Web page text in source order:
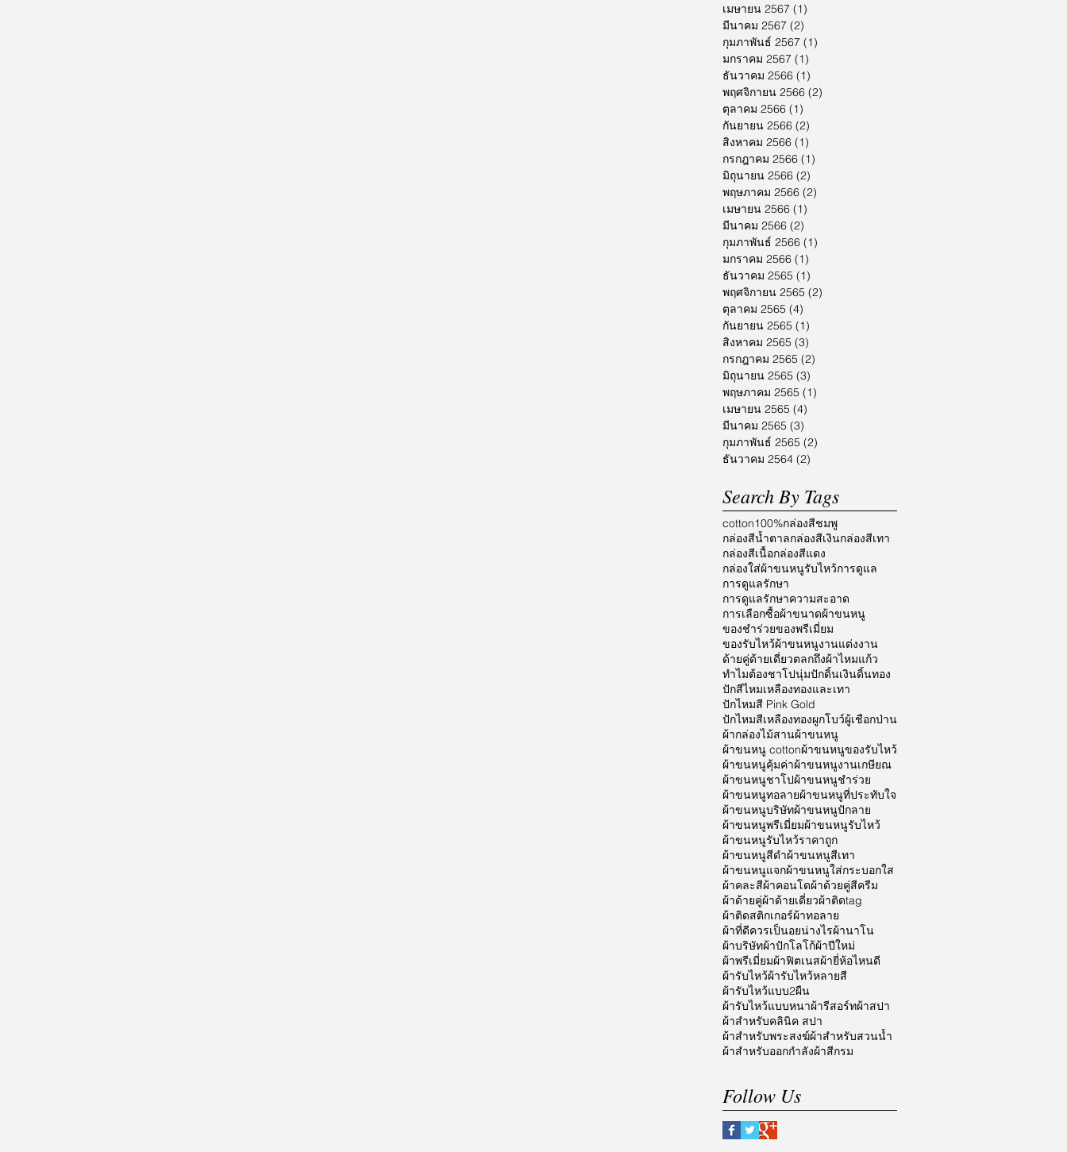
เมษายน 2567 (1)
มีนาคม 2567 (2)
กุมภาพันธ์ 2567 (1)
มกราคม 2567 (1)
ธันวาคม 2566 (1)
พฤศจิกายน 2566 (2)
ตุลาคม 2566 (1)
กันยายน 2566 (2)
สิงหาคม 2566 (1)
กรกฎาคม 2566 (1)
มิถุนายน 2566 (2)
พฤษภาคม 2566 (2)
เมษายน 2566 (1)
มีนาคม 2566 (2)
กุมภาพันธ์ 2566 (1)
มกราคม 2566 (1)
ธันวาคม 2565 (1)
พฤศจิกายน 2565 (2)
ตุลาคม 2565 (4)
กันยายน 2565 (1)
สิงหาคม 2565 (3)
กรกฎาคม 2565 (2)
มิถุนายน 2565 (3)
พฤษภาคม 2565 (1)
เมษายน 2565 (4)
มีนาคม 2565 (3)
กุมภาพันธ์ 2565 (2)
ธันวาคม 2564 (2)
Search By Tags
cotton100%กล่องสีชมพู
กล่องสีน้ำตาลกล่องสีเงินกล่องสีเทา
กล่องสีเนื้อกล่องสีแดง
กล่องใส่ผ้าขนหนูรับไหว้การดูแล
การดูแลรักษา
การดูแลรักษาความสะอาด
การเลือกซื้อผ้าขนาดผ้าขนหนู
ของชำร่วยของพรีเมี่ยม
ของรับไหว้ผ้าขนหนูงานแต่งงาน
ด้ายคู่ด้ายเดี่ยวตลกถึงผ้าไหมแก้ว
ทำไมต้องชาโปนุ่มปักดิ้นเงินดิ้นทอง
ปักสีไหมเหลืองทองและเทา
ปักไหมสี Pink Gold
ปักไหมสีเหลืองทองผูกโบว์ผู้เชือกป่าน
ผ้ากล่องไม้สานผ้าขนหนู
ผ้าขนหนู cottonผ้าขนหนูของรับไหว้
ผ้าขนหนูคุ้มค่าผ้าขนหนูงานเกษียณ
ผ้าขนหนูชาโปผ้าขนหนูชำร่วย
ผ้าขนหนูทอลายผ้าขนหนูที่ประทับใจ
ผ้าขนหนูบริษัทผ้าขนหนูปักลาย
ผ้าขนหนูพรีเมี่ยมผ้าขนหนูรับไหว้
ผ้าขนหนูรับไหว้ราคาถูก
ผ้าขนหนูสีดำผ้าขนหนูสีเทา
ผ้าขนหนูแจกผ้าขนหนูใส่กระบอกใส
ผ้าคละสีผ้าคอนโดผ้าด้วยคู่สีครีม
ผ้าด้ายคู่ผ้าด้ายเดี่ยวผ้าติดtag
ผ้าติดสติกเกอร์ผ้าทอลาย
ผ้าที่ดีควรเป็นอยน่างไรผ้านาโน
ผ้าบริษัทผ้าปักโลโก้ผ้าปีใหม่
ผ้าพรีเมี่ยมผ้าฟิตเนสผ้ายี่ห้อไหนดี
ผ้ารับไหว้ผ้ารับไหว้หลายสี
ผ้ารับไหว้แบบ2ผืน
ผ้ารับไหว้แบบหนาผ้ารีสอร์ทผ้าสปา
ผ้าสำหรับคลินิค สปา
ผ้าสำหรับพระสงฆ์ผ้าสำหรับสวนน้ำ
ผ้าสำหรับออกกำลังผ้าสีกรม
Follow Us